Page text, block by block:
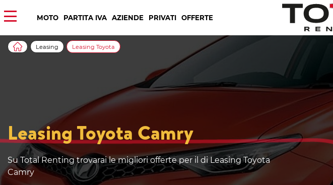
MOTO PARTITA IVA AZIENDE PRIVATI OFFERTE
Leasing Toyota Camry
Su Total Renting trovarai le migliori offerte per il di Leasing Toyota
Camry
Leasing Leasing Toyota